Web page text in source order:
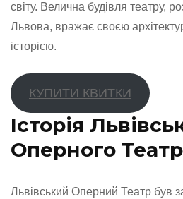
світу. Велична будівля театру,
Львова, вражає своєю
історією.
КУПИТИ КВИТКИ
Історія
Оперного
Львівський Оперний Театр був